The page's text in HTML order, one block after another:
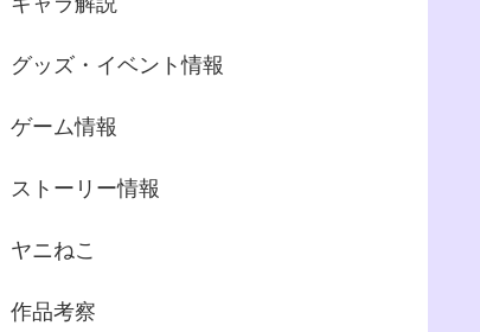
グッズ・イベント情報
ゲーム情報
ストーリー情報
ヤニねこ
作品考察